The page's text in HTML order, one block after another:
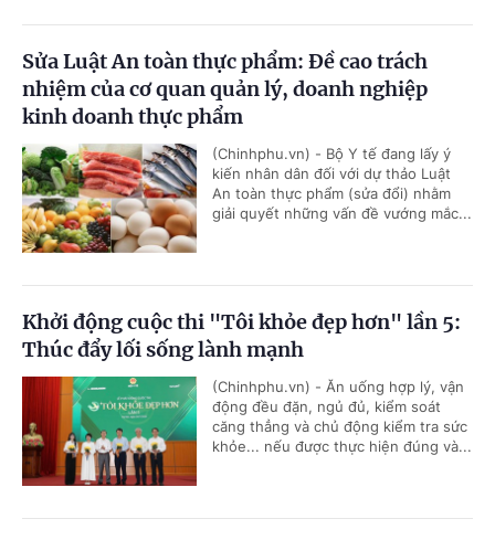
Sửa Luật An toàn thực phẩm: Đề cao trách
nhiệm của cơ quan quản lý, doanh nghiệp
kinh doanh thực phẩm
(Chinhphu.vn) - Bộ Y tế đang lấy ý
kiến nhân dân đối với dự thảo Luật
An toàn thực phẩm (sửa đổi) nhằm
giải quyết những vấn đề vướng mắc...
Khởi động cuộc thi "Tôi khỏe đẹp hơn" lần 5:
Thúc đẩy lối sống lành mạnh
(Chinhphu.vn) - Ăn uống hợp lý, vận
động đều đặn, ngủ đủ, kiểm soát
căng thẳng và chủ động kiểm tra sức
khỏe... nếu được thực hiện đúng và...